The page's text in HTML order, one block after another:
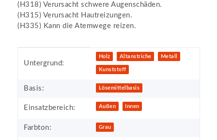
(H318) Verursacht schwere Augenschäden.
(H315) Verursacht Hautreizungen.
(H335) Kann die Atemwege reizen.
Untergrund:
Holz Altanstriche Metall
Kunststoff
Basis: Lösemittelbasis
Einsatzbereich: Außen Innen
Farbton: Grau